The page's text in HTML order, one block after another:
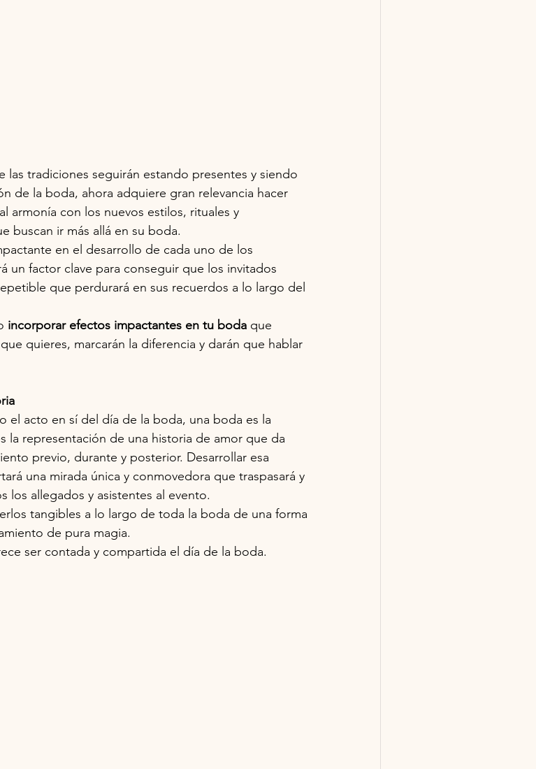
las tradiciones seguirán estando presentes y siendo
de la boda, ahora adquiere gran relevancia hacer
armonía con los nuevos estilos, rituales y
buscan ir más allá en su boda.
en el desarrollo de cada uno de los
un factor clave para conseguir que los invitados
que perdurará en sus recuerdos a lo largo del
incorporar efectos impactantes en tu boda que
quieres, marcarán la diferencia y darán que hablar
el acto en sí del día de la boda, una boda es la
la representación de una historia de amor que da
previo, durante y posterior. Desarrollar esa
una mirada única y conmovedora que traspasará y
los allegados y asistentes al evento.
tangibles a lo largo de toda la boda de una forma
de pura magia.
ser contada y compartida el día de la boda.